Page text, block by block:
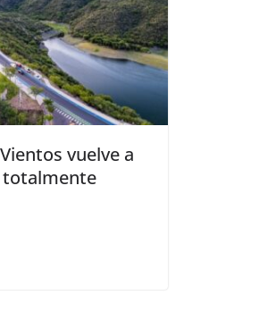
vuelve a
totalmente